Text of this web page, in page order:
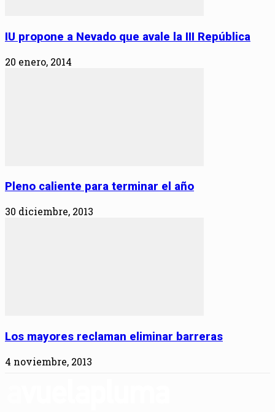
IU propone a Nevado que avale la III República
20 enero, 2014
Pleno caliente para terminar el año
30 diciembre, 2013
Los mayores reclaman eliminar barreras
4 noviembre, 2013